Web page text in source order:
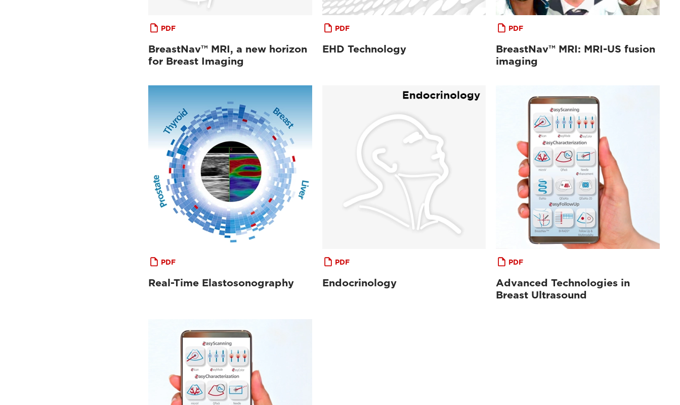
PDF
BreastNav™ MRI, a new horizon
for Breast Imaging
PDF
EHD Technology
PDF
BreastNav™ MRI: MRI-US fusion
imaging
PDF
Real-Time Elastosonography
PDF
Endocrinology
PDF
Advanced Technologies in
Breast Ultrasound